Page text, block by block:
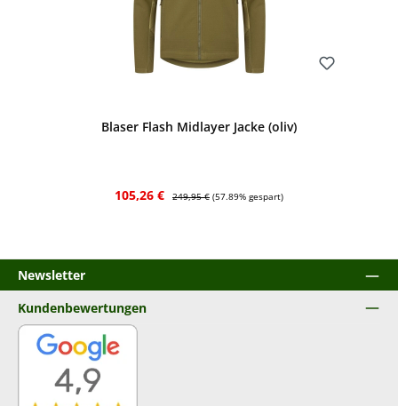
Blaser Flash Midlayer Jacke (oliv)
Verkaufspreis:
105,26 € Regulärer Preis:
249,95 € (57.89% gespart)
Newsletter
Kundenbewertungen